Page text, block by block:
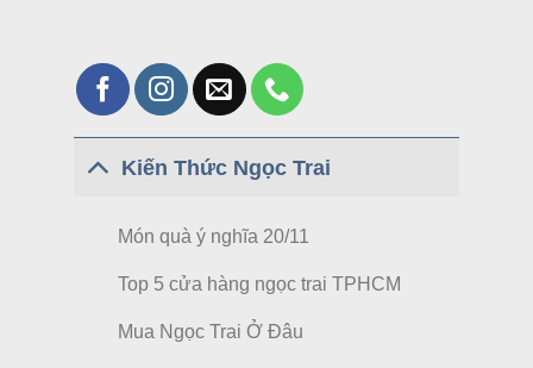
Kiến Thức Ngọc Trai
Món quà ý nghĩa 20/11
Top 5 cửa hàng ngọc trai TPHCM
Mua Ngọc Trai Ở Đâu